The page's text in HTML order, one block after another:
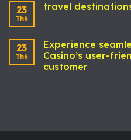
23
Th6
travel
23
Th6
Experience
Casino’s user-
customer